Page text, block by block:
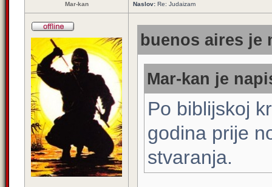
Mar-kan Naslov: Re: Judaizam
buenos aires je
Mar-kan je
Po biblijskoj
godina prije
stvaranja.